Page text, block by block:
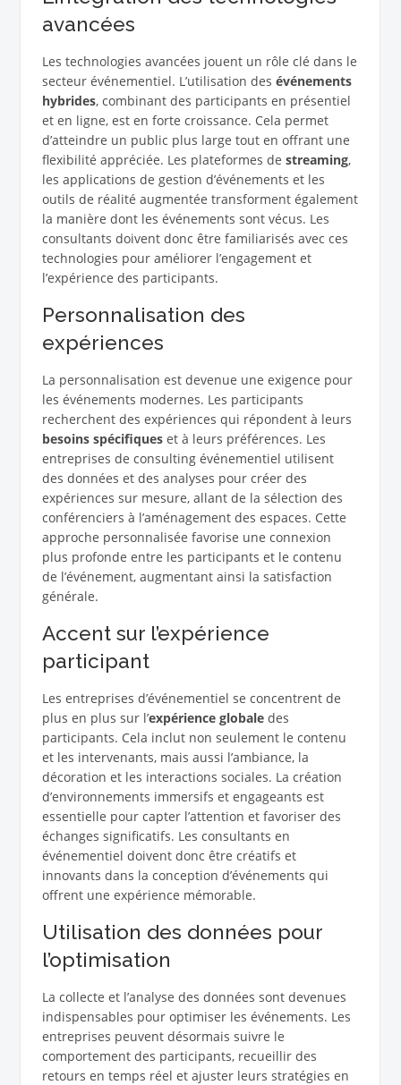
avancées
Les technologies avancées jouent un rôle clé dans le
secteur événementiel. L’utilisation des événements
hybrides, combinant des participants en présentiel
et en ligne, est en forte croissance. Cela permet
d’atteindre un public plus large tout en offrant une
flexibilité appréciée. Les plateformes de streaming,
les applications de gestion d’événements et les
outils de réalité augmentée transforment également
la manière dont les événements sont vécus. Les
consultants doivent donc être familiarisés avec ces
technologies pour améliorer l’engagement et
l’expérience des participants.
Personnalisation des
expériences
La personnalisation est devenue une exigence pour
les événements modernes. Les participants
recherchent des expériences qui répondent à leurs
besoins spécifiqueset à leurs préférences. Les
entreprises de consulting événementiel utilisent
des données et des analyses pour créer des
expériences sur mesure, allant de la sélection des
conférenciers à l’aménagement des espaces. Cette
approche personnalisée favorise une connexion
plus profonde entre les participants et le contenu
de l’événement, augmentant ainsi la satisfaction
générale.
Accent sur l’expérience
participant
Les entreprises d’événementiel se concentrent de
plus en plus sur l’expérience globaledes
participants. Cela inclut non seulement le contenu
et les intervenants, mais aussi l’ambiance, la
décoration et les interactions sociales. La création
d’environnements immersifs et engageants est
essentielle pour capter l’attention et favoriser des
échanges significatifs. Les consultants en
événementiel doivent donc être créatifs et
innovants dans la conception d’événements qui
offrent une expérience mémorable.
Utilisation des données pour
l’optimisation
La collecte et l’analyse des données sont devenues
indispensables pour optimiser les événements. Les
entreprises peuvent désormais suivre le
comportement des participants, recueillir des
retours en temps réel et ajuster leurs stratégies en